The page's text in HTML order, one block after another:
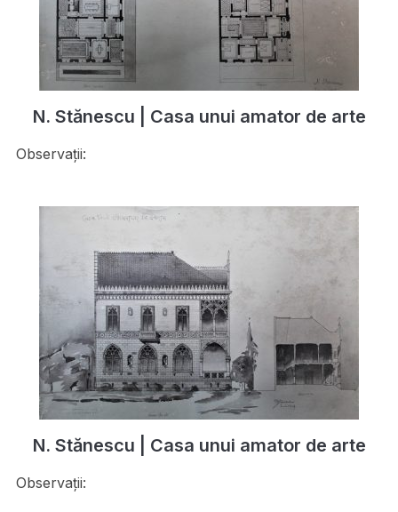
N. Stănescu | Casa unui amator de arte
Observații:
N. Stănescu | Casa unui amator de arte
Observații: